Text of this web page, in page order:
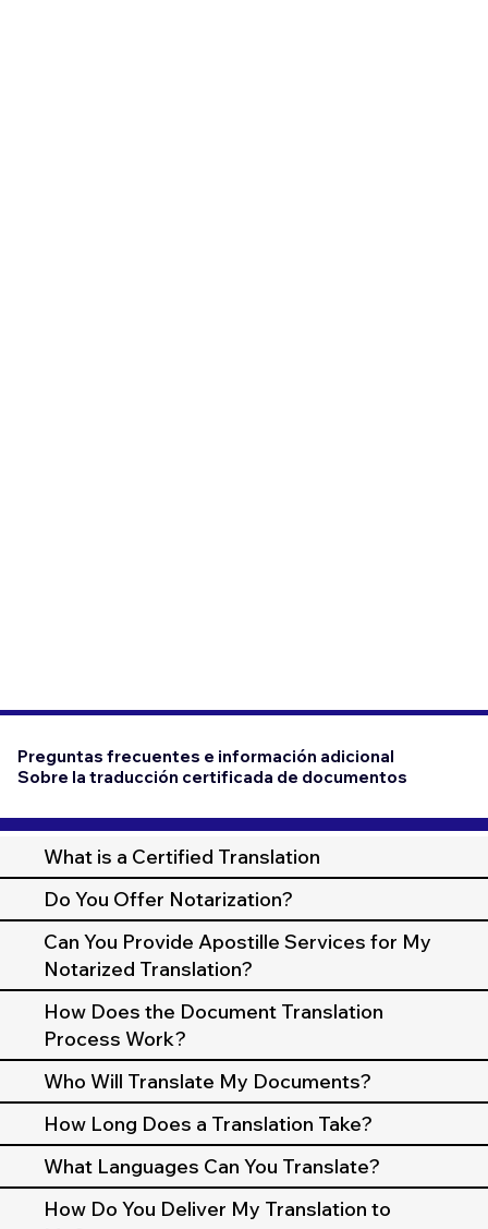
Preguntas frecuentes e información adicional
Sobre la traducción certificada de documentos
What is a Certified Translation
Do You Offer Notarization?
Can You Provide Apostille Services for My
Notarized Translation?
How Does the Document Translation
Process Work?
Who Will Translate My Documents?
How Long Does a Translation Take?
What Languages Can You Translate?
How Do You Deliver My Translation to